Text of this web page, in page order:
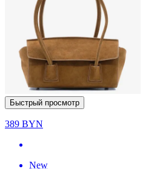
Быстрый просмотр
389 BYN
New